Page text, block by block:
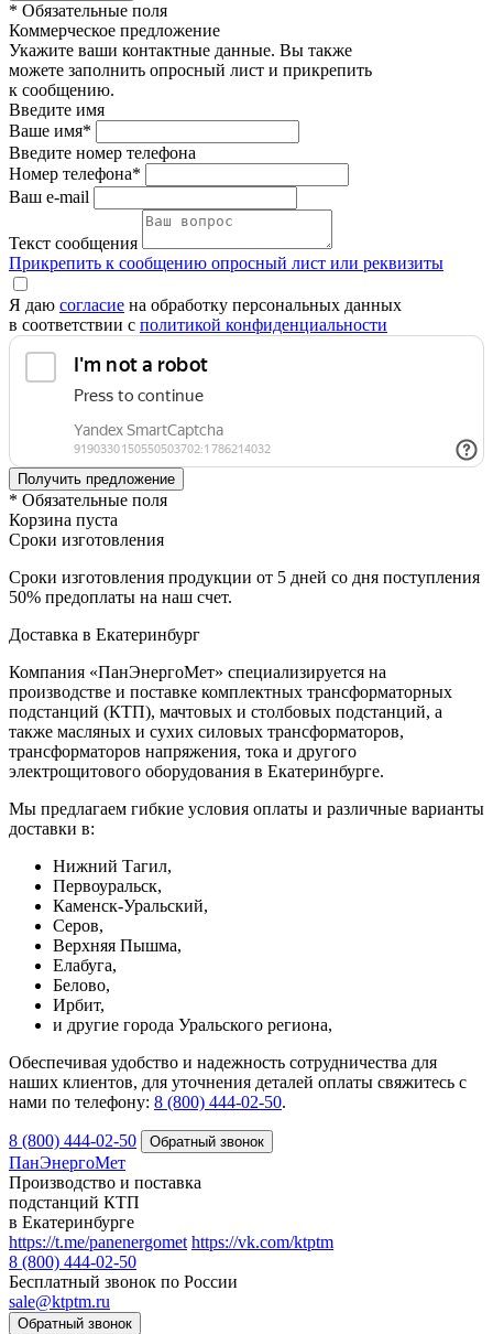
* Обязательные поля
Коммерческое предложение
Укажите ваши контактные данные. Вы также
можете заполнить опросный лист и прикрепить
к сообщению.
Введите имя
Ваше имя*
Введите номер телефона
Номер телефона*
Ваш e-mail
Текст сообщения
Прикрепить к сообщению опросный лист или реквизиты
Я даю согласие на обработку персональных данных
в соответствии с политикой конфиденциальности
* Обязательные поля
Корзина пуста
Сроки изготовления
Сроки изготовления продукции от 5 дней со дня поступления
50% предоплаты на наш счет.
Доставка в Екатеринбург
Компания «ПанЭнергоМет» специализируется на
производстве и поставке комплектных трансформаторных
подстанций (КТП), мачтовых и столбовых подстанций, а
также масляных и сухих силовых трансформаторов,
трансформаторов напряжения, тока и другого
электрощитового оборудования в Екатеринбурге.
Мы предлагаем гибкие условия оплаты и различные варианты
доставки в:
Нижний Тагил,
Первоуральск,
Каменск-Уральский,
Серов,
Верхняя Пышма,
Елабуга,
Белово,
Ирбит,
и другие города Уральского региона,
Обеспечивая удобство и надежность сотрудничества для
наших клиентов, для уточнения деталей оплаты свяжитесь с
нами по телефону: 8 (800) 444-02-50.
8 (800) 444-02-50
ПанЭнергоМет
Производство и поставка
подстанций КТП
в Екатеринбурге
https://t.me/panenergomet https://vk.com/ktptm
8 (800) 444-02-50
Бесплатный звонок по России
sale@ktptm.ru